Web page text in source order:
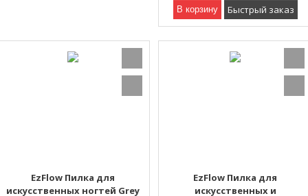
В корзину Быстрый заказ
EzFlow Пилка для
искусственных ногтей Grey
EzFlow Пилка для
искусственных и